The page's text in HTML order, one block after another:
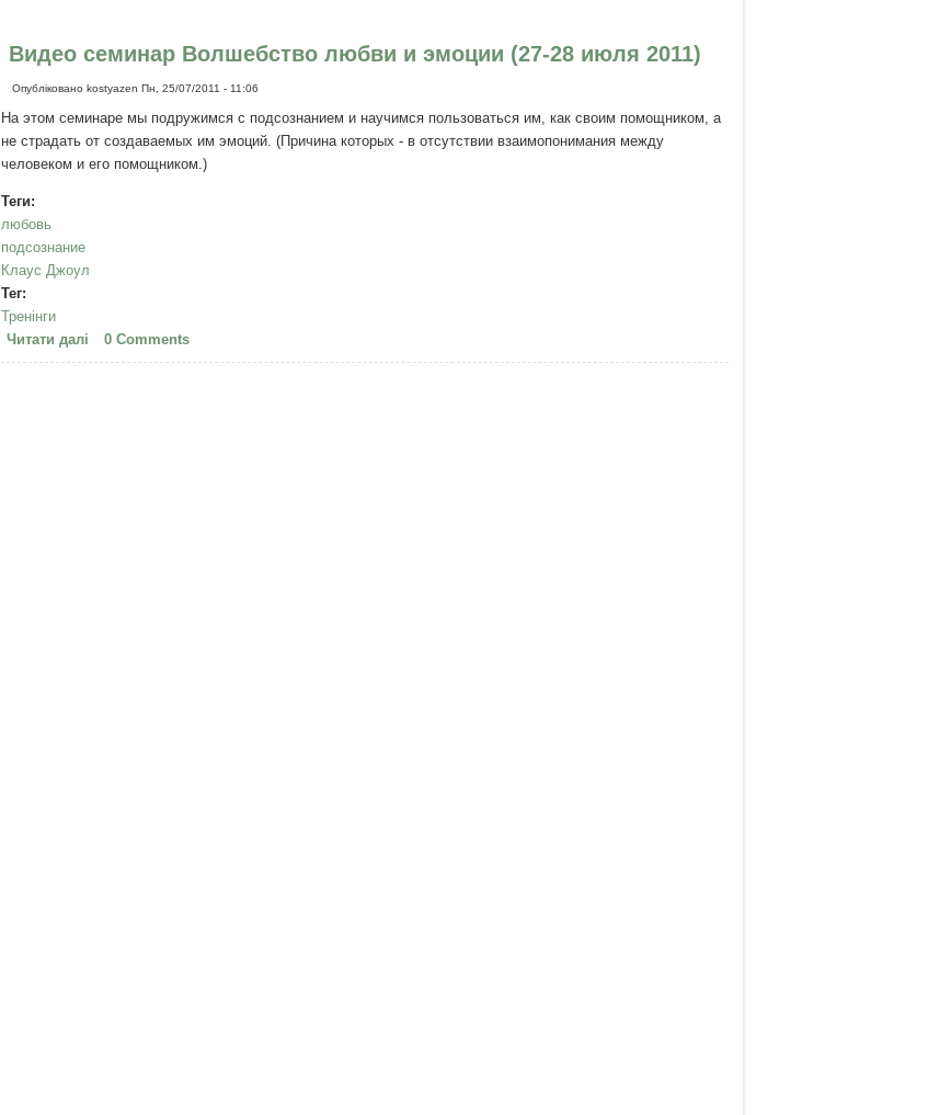
Видео семинар Волшебство любви и эмоции (27-28 июля 2011)
Опубліковано kostyazen Пн, 25/07/2011 - 11:06
На этом семинаре мы подружимся с подсознанием и научимся пользоваться им, как своим помощником, а
не страдать от создаваемых им эмоций. (Причина которых - в отсутствии взаимопонимания между
человеком и его помощником.)
Теги:
любовь
подсознание
Клаус Джоул
Тег:
Тренінги
Читати далі про Видео семинар Волшебство любви и эмоции (27-28 июля 2011)
0 Comments